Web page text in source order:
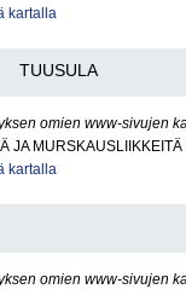
kartalla
TUUSULA
omien www-sivujen
JA MURSKAUSLIIKKEITÄ
kartalla
omien www-sivujen